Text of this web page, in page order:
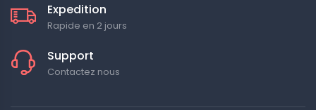
Expedition
Rapide en 2 jours
Support
Contactez nous